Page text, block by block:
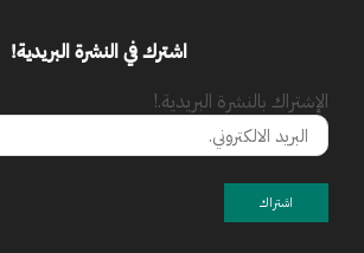
اشترك في النشرة البريدية!
الإشتراك بالنشرة البريدية.!